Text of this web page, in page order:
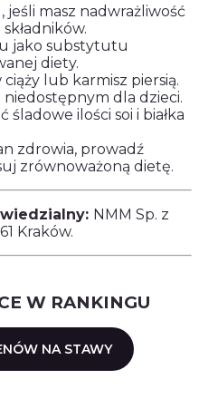
masz nadwrażliwość
jako substytutu
diety.
ciąży lub karmisz piersią.
dla dzieci.
ilości soi i białka
zdrowia, prowadź
zrównoważoną dietę.
NMM Sp. z
Kraków.
W RANKINGU
NA STAWY